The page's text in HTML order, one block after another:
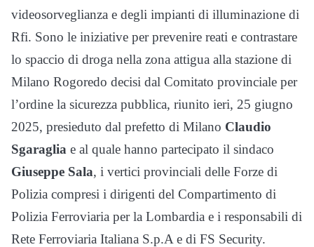
videosorveglianza e degli impianti di illuminazione di
Rfi. Sono le iniziative per prevenire reati e contrastare
lo spaccio di droga nella zona attigua alla stazione di
Milano Rogoredo decisi dal Comitato provinciale per
l’ordine la sicurezza pubblica, riunito ieri, 25 giugno
2025, presieduto dal prefetto di Milano Claudio
Sgaraglia e al quale hanno partecipato il sindaco
Giuseppe Sala, i vertici provinciali delle Forze di
Polizia compresi i dirigenti del Compartimento di
Polizia Ferroviaria per la Lombardia e i responsabili di
Rete Ferroviaria Italiana S.p.A e di FS Security.